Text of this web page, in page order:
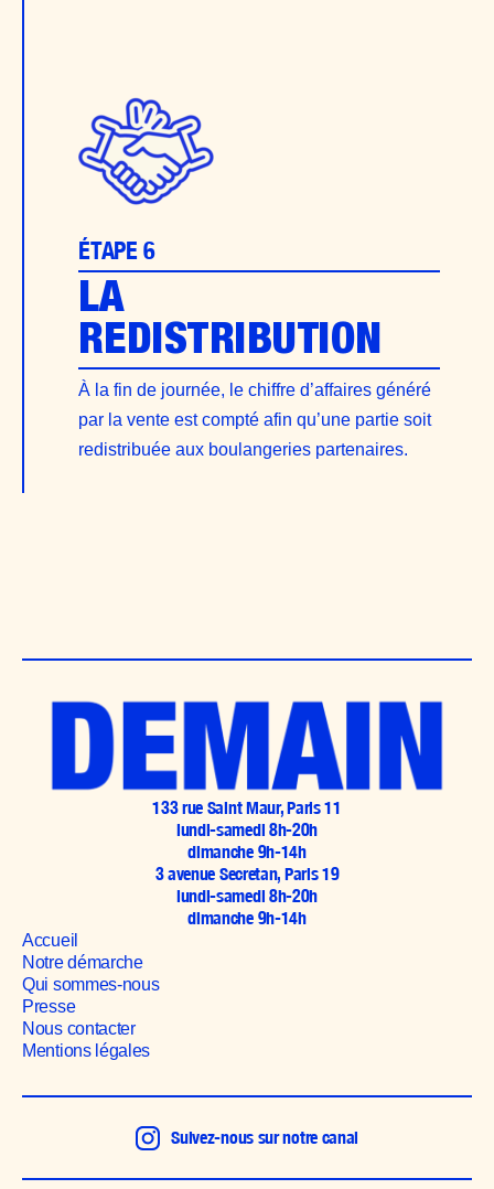
ÉTAPE 6
LA
REDISTRIBUTION
À la fin de journée, le chiffre d’affaires généré
par la vente est compté afin qu’une partie soit
redistribuée aux boulangeries partenaires.
133 rue Saint Maur, Paris 11
lundi-samedi 8h-20h
dimanche 9h-14h
3 avenue Secretan, Paris 19
lundi-samedi 8h-20h
dimanche 9h-14h
Accueil
Notre démarche
Qui sommes-nous
Presse
Nous contacter
Mentions légales
Suivez-nous sur notre canal